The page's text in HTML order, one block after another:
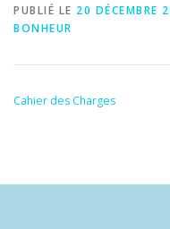
RESSOURCES
PUBLIÉ LE 20 DÉCEMBRE
BONHEUR
Cahier des Charges